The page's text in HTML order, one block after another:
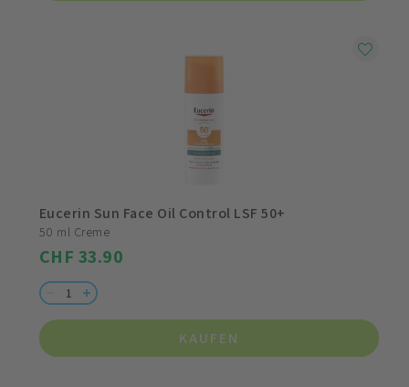
Eucerin Sun Face Oil Control LSF 50+
50 ml Creme
CHF 33.90
KAUFEN